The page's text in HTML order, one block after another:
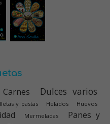
Carnes Dulces varios
y pastas Helados Huevos
Mermeladas
Panes y